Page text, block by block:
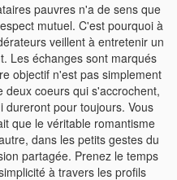
pauvres n'a de sens que
mutuel. C'est pourquoi à
veillent à entretenir un
Les échanges sont marqués
objectif n'est pas simplement
coeurs qui s'accrochent,
dureront pour toujours. Vous
que le véritable romantisme
dans les petits gestes du
partagée. Prenez le temps
à travers les profils